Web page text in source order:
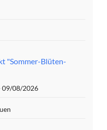
"Sommer-Blüten-
09/08/2026